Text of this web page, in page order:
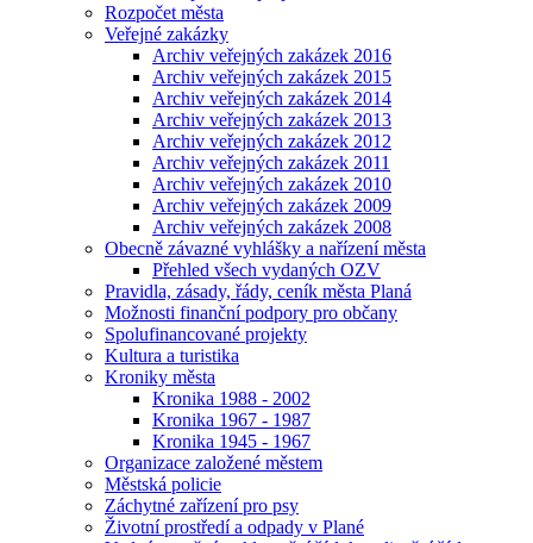
Rozpočet města
Veřejné zakázky
Archiv veřejných zakázek 2016
Archiv veřejných zakázek 2015
Archiv veřejných zakázek 2014
Archiv veřejných zakázek 2013
Archiv veřejných zakázek 2012
Archiv veřejných zakázek 2011
Archiv veřejných zakázek 2010
Archiv veřejných zakázek 2009
Archiv veřejných zakázek 2008
Obecně závazné vyhlášky a nařízení města
Přehled všech vydaných OZV
Pravidla, zásady, řády, ceník města Planá
Možnosti finanční podpory pro občany
Spolufinancované projekty
Kultura a turistika
Kroniky města
Kronika 1988 - 2002
Kronika 1967 - 1987
Kronika 1945 - 1967
Organizace založené městem
Městská policie
Záchytné zařízení pro psy
Životní prostředí a odpady v Plané